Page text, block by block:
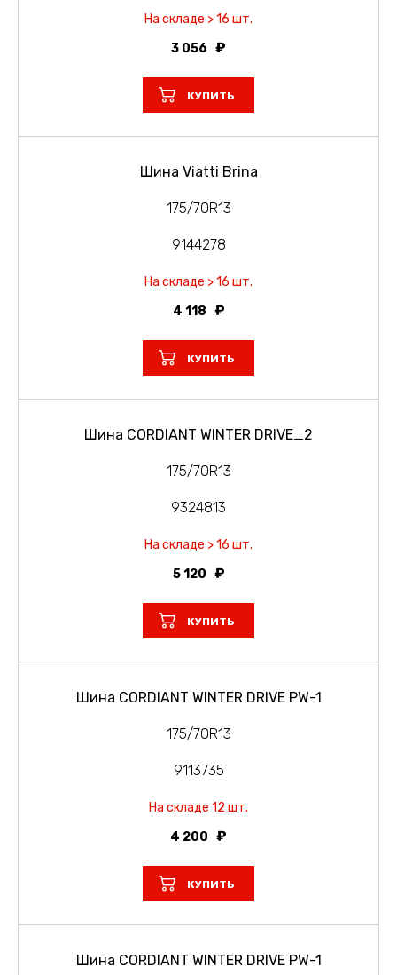
На складе > 16 шт.
3 056
КУПИТЬ
Шина Viatti Brina
175/70R13
9144278
На складе > 16 шт.
4 118
КУПИТЬ
Шина CORDIANT WINTER DRIVE_2
175/70R13
9324813
На складе > 16 шт.
5 120
КУПИТЬ
Шина CORDIANT WINTER DRIVE PW-1
175/70R13
9113735
На складе 12 шт.
4 200
КУПИТЬ
Шина CORDIANT WINTER DRIVE PW-1